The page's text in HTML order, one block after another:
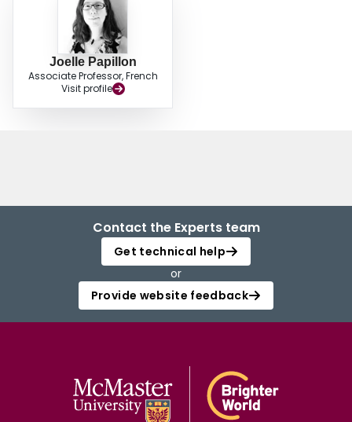
Joelle Papillon
Associate Professor, French
Visit profile
Contact the Experts team
Get technical help
or
Provide website feedback